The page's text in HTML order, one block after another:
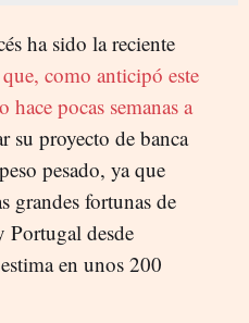
ha sido la reciente
que, como anticipó este
pocas semanas a
su proyecto de banca
pesado, ya que
grandes fortunas de
Portugal desde
en unos 200